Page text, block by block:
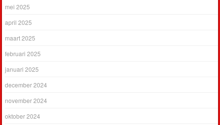
mei 2025
april 2025
maart 2025
februari 2025
januari 2025
december 2024
november 2024
oktober 2024